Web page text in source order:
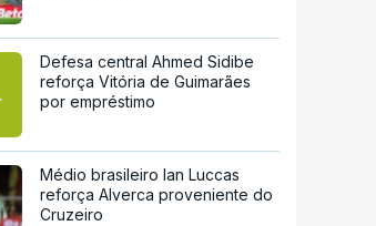
Defesa central Ahmed Sidibe
reforça Vitória de Guimarães
por empréstimo
Médio brasileiro Ian Luccas
reforça Alverca proveniente do
Cruzeiro